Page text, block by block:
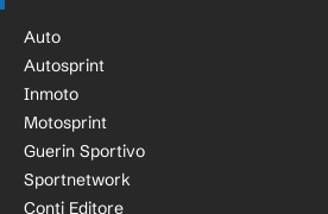
Auto
Autosprint
Inmoto
Motosprint
Guerin Sportivo
Sportnetwork
Conti Editore